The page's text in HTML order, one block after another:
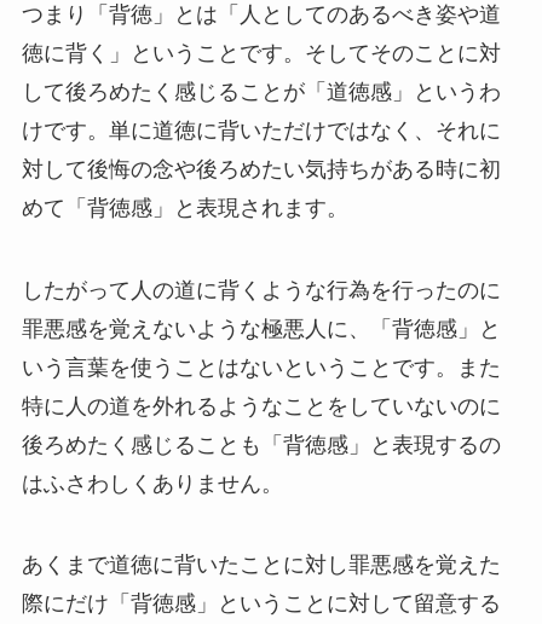
つまり「背徳」とは「人としてのあるべき姿や道
徳に背く」ということです。そしてそのことに対
して後ろめたく感じることが「道徳感」というわ
けです。単に道徳に背いただけではなく、それに
対して後悔の念や後ろめたい気持ちがある時に初
めて「背徳感」と表現されます。
したがって人の道に背くような行為を行ったのに
罪悪感を覚えないような極悪人に、「背徳感」と
いう言葉を使うことはないということです。また
特に人の道を外れるようなことをしていないのに
後ろめたく感じることも「背徳感」と表現するの
はふさわしくありません。
あくまで道徳に背いたことに対し罪悪感を覚えた
際にだけ「背徳感」ということに対して留意する